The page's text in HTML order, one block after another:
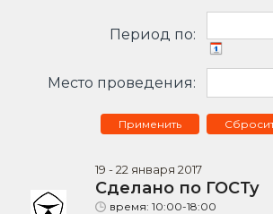
Период по:
Место проведения:
19 -22 января 2017
Сделано по ГОСТу
время: 10:00-18:00